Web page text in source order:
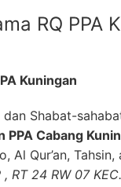
RQ PPA
Kuningan
Shabat-
PPA Cabang
Al Qur’an,
, RT 24 RW 07